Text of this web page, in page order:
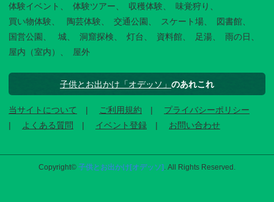
体験イベント
体験ツアー 収穫体験
味覚狩り
買い物体験
陶芸体験 交通公園 スケート場
図書館
国営公園
城 洞窟探検 灯台 資料館 足湯
雨の日
屋内（室内）
屋外
子供とお出かけ「オデッソ」 のあれこれ
当サイトについて ご利用規約
プライバシーポリシー
よくある質問
イベント登録 お問い合わせ
Copyright© 子供とお出かけ[オデッソ] . All Rights Reserved.